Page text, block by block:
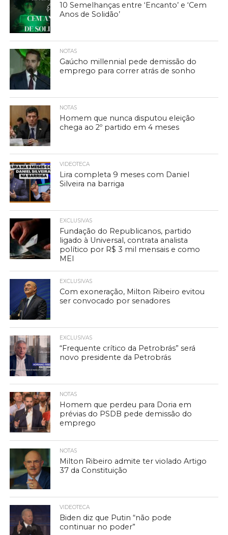
10 Semelhanças entre ‘Encanto’ e ‘Cem
Anos de Solidão’
NOTAS
Gaúcho millennial pede demissão do
emprego para correr atrás de sonho
NOTAS
Homem que nunca disputou eleição
chega ao 2º partido em 4 meses
VIDEOTECA
Lira completa 9 meses com Daniel
Silveira na barriga
EXCLUSIVAS
Fundação do Republicanos, partido
ligado à Universal, contrata analista
político por R$ 3 mil mensais e como
MEI
EXCLUSIVAS
Com exoneração, Milton Ribeiro evitou
ser convocado por senadores
EXCLUSIVAS
“Frequente crítico da Petrobrás” será
novo presidente da Petrobrás
NOTAS
Homem que perdeu para Doria em
prévias do PSDB pede demissão do
emprego
NOTAS
Milton Ribeiro admite ter violado Artigo
37 da Constituição
VIDEOTECA
Biden diz que Putin “não pode
continuar no poder”